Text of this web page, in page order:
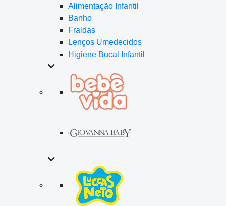
Alimentação Infantil
Banho
Fraldas
Lenços Umedecidos
Higiene Bucal Infantil